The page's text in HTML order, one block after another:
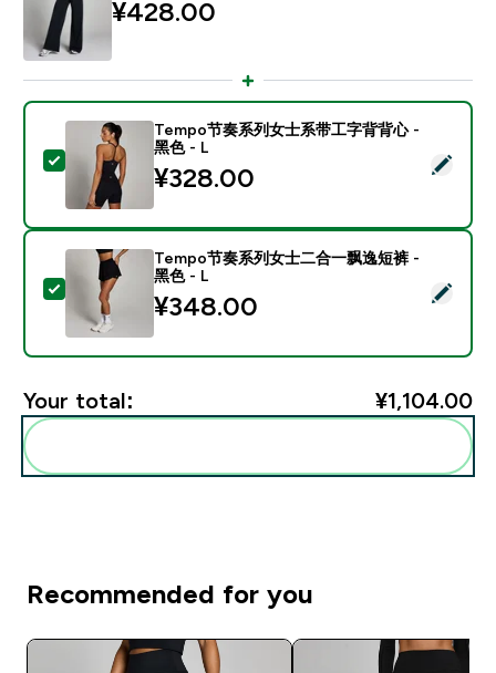
¥428.00‎
Select this product - Tempo节奏系列女士系带工字背
Tempo节奏系列女士系带工字背背心 -
黑色 - L
¥328.00‎
Select this product - Tempo节奏系列女士二合一飘逸
Tempo节奏系列女士二合一飘逸短裤 -
黑色 - L
¥348.00‎
Your total: ¥1,104.00‎
Recommended for you